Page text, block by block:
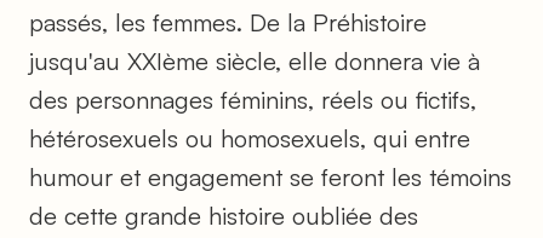
passés, les femmes. De la Préhistoire
jusqu'au XXIème siècle, elle donnera vie à
des personnages féminins, réels ou fictifs,
hétérosexuels ou homosexuels, qui entre
humour et engagement se feront les témoins
de cette grande histoire oubliée des